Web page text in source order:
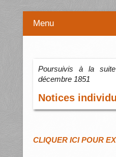
Menu
Poursuivis à la
décembre 1851
Notices
CLIQUER ICI POUR